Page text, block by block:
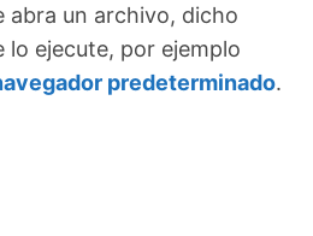
abra un archivo, dicho
lo ejecute, por ejemplo
predeterminado.